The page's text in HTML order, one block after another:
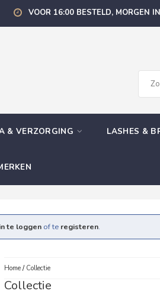
VOOR 16:00 BESTELD, MORGEN
& VERZORGING LASHES &
in te loggen of te registeren.
Home/ Collectie
Collectie